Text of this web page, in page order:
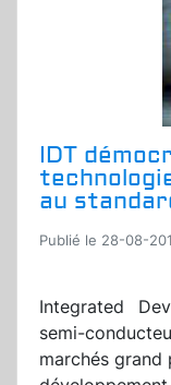
IDT
au
Publié le 28-08-
Integrated
semi-
marchés